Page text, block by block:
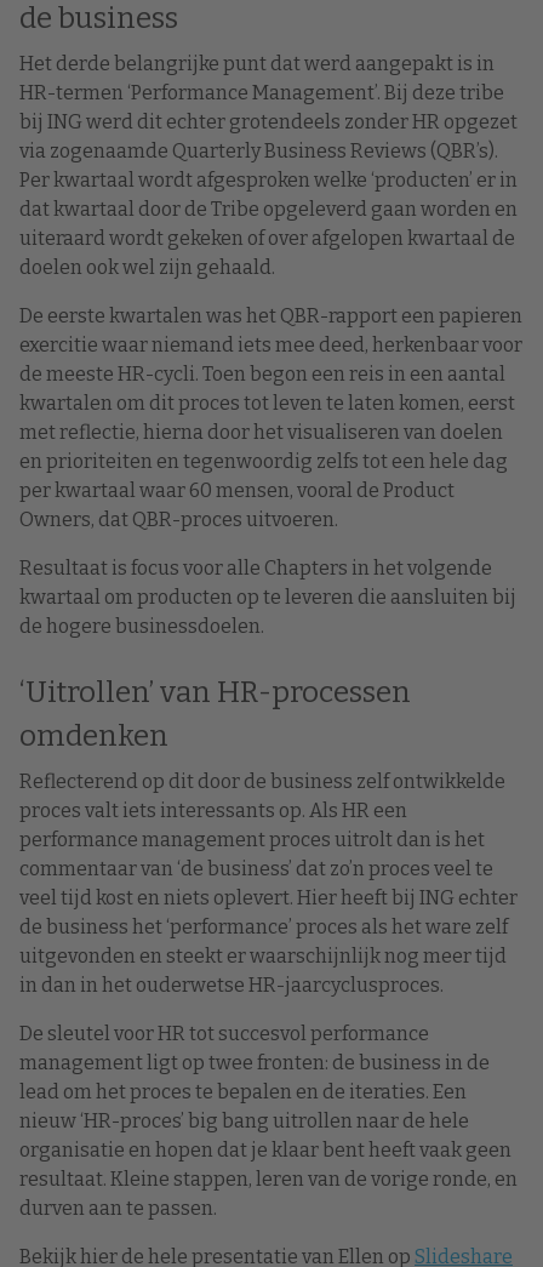
de business
Het derde belangrijke punt dat werd aangepakt is in
HR-termen ‘Performance Management’. Bij deze tribe
bij ING werd dit echter grotendeels zonder HR opgezet
via zogenaamde Quarterly Business Reviews (QBR’s).
Per kwartaal wordt afgesproken welke ‘producten’ er in
dat kwartaal door de Tribe opgeleverd gaan worden en
uiteraard wordt gekeken of over afgelopen kwartaal de
doelen ook wel zijn gehaald.
De eerste kwartalen was het QBR-rapport een papieren
exercitie waar niemand iets mee deed, herkenbaar voor
de meeste HR-cycli. Toen begon een reis in een aantal
kwartalen om dit proces tot leven te laten komen, eerst
met reflectie, hierna door het visualiseren van doelen
en prioriteiten en tegenwoordig zelfs tot een hele dag
per kwartaal waar 60 mensen, vooral de Product
Owners, dat QBR-proces uitvoeren.
Resultaat is focus voor alle Chapters in het volgende
kwartaal om producten op te leveren die aansluiten bij
de hogere businessdoelen.
‘Uitrollen’ van HR-processen
omdenken
Reflecterend op dit door de business zelf ontwikkelde
proces valt iets interessants op. Als HR een
performance management proces uitrolt dan is het
commentaar van ‘de business’ dat zo’n proces veel te
veel tijd kost en niets oplevert. Hier heeft bij ING echter
de business het ‘performance’ proces als het ware zelf
uitgevonden en steekt er waarschijnlijk nog meer tijd
in dan in het ouderwetse HR-jaarcyclusproces.
De sleutel voor HR tot succesvol performance
management ligt op twee fronten: de business in de
lead om het proces te bepalen en de iteraties. Een
nieuw ‘HR-proces’ big bang uitrollen naar de hele
organisatie en hopen dat je klaar bent heeft vaak geen
resultaat. Kleine stappen, leren van de vorige ronde, en
durven aan te passen.
Bekijk hier de hele presentatie van Ellen op Slideshare